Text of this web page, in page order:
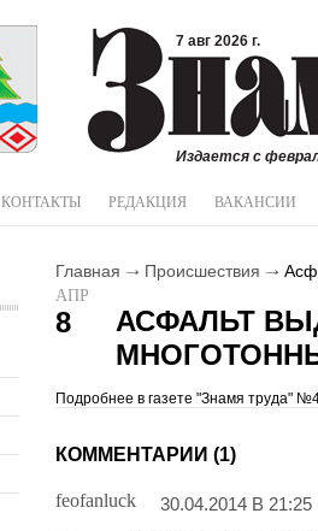
7 авг 2026 г.
Издается с
КОНТАКТЫ РЕДАКЦИЯ ВАКАНСИИ
Главная Происшествия
АПР
8
АСФАЛЬТ
Подробнее в газете "Знамя труда"
КОММЕНТАРИИ (1)
feofanluck 30.04.2014 В 21:25